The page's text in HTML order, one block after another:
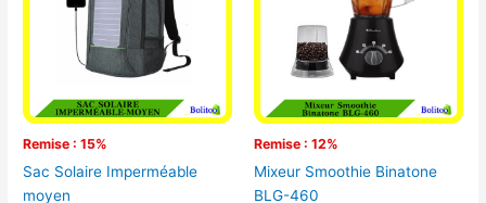
Remise : 15%
Sac Solaire Imperméable
moyen
Remise : 12%
Mixeur Smoothie Binatone
BLG-460